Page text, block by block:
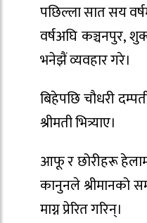
पछिल्ला सात सय
वर्षअघि कञ्चनपुर,
भनेझैं व्यवहार गरे।
बिहेपछि चौधरी
श्रीमती भित्र्याए।
आफू र छोरीहरू
कानुनले श्रीमानको
माग्न प्रेरित गरिन्।